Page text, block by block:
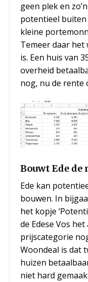
geen plek en
potentieel buiten
kleine
Temeer daar het
is. Een huis van
overheid
nog, nu de rente
Bouwt Ede de
Ede kan
bouwen. In
het kopje
de Edese Vos
prijscategorie
Woondeal is dat
huizen
niet hard